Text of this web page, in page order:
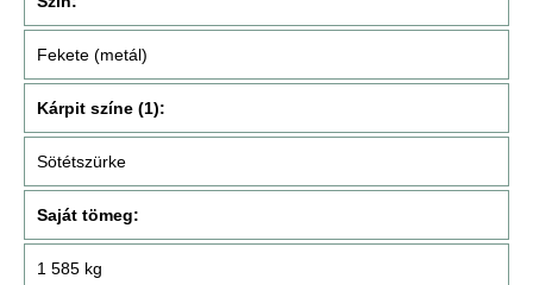
Fekete (metál)
Kárpit színe (1):
Sötétszürke
Saját tömeg:
1 585 kg